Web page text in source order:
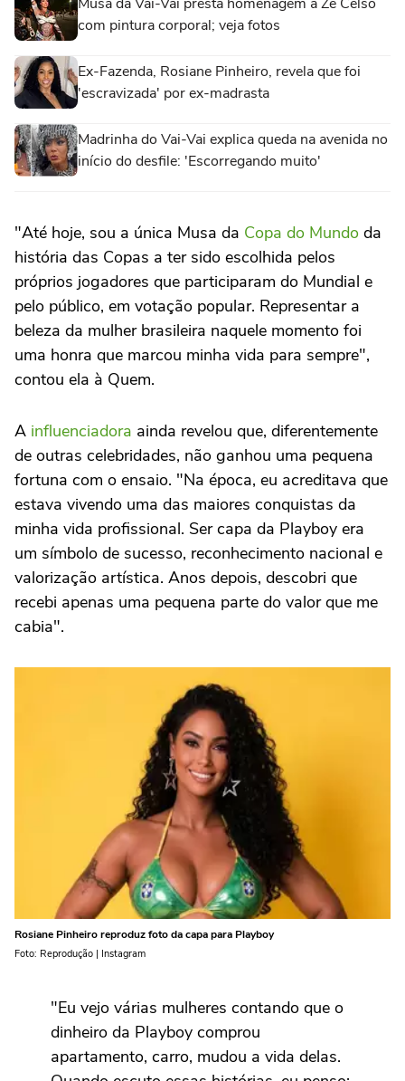
com pintura corporal; veja fotos
Ex-Fazenda, Rosiane Pinheiro, revela que foi
'escravizada' por ex-madrasta
Madrinha do Vai-Vai explica queda na avenida no
início do desfile: 'Escorregando muito'
"Até hoje, sou a única Musa da Copa do Mundo da
história das Copas a ter sido escolhida pelos
próprios jogadores que participaram do Mundial e
pelo público, em votação popular. Representar a
beleza da mulher brasileira naquele momento foi
uma honra que marcou minha vida para sempre",
contou ela à Quem.
A influenciadora ainda revelou que, diferentemente
de outras celebridades, não ganhou uma pequena
fortuna com o ensaio. "Na época, eu acreditava que
estava vivendo uma das maiores conquistas da
minha vida profissional. Ser capa da Playboy era
um símbolo de sucesso, reconhecimento nacional e
valorização artística. Anos depois, descobri que
recebi apenas uma pequena parte do valor que me
cabia".
Rosiane Pinheiro reproduz foto da capa para Playboy
Foto: Reprodução | Instagram
"Eu vejo várias mulheres contando que o
dinheiro da Playboy comprou
apartamento, carro, mudou a vida delas.